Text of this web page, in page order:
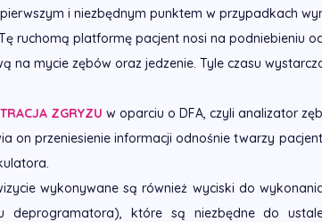
i niezbędnym punktem w przypadkach
ruchomą platformę pacjent nosi na podniebieniu
na mycie zębów oraz jedzenie. Tyle czasu
ZGRYZU w oparciu o DFA, czyli analizator
on przeniesienie informacji odnośnie twarzy
wykonywane są również wyciski do
deprogramatora), które są niezbędne do